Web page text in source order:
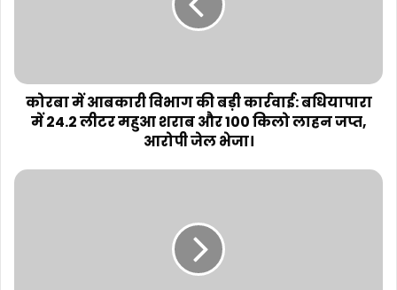
कोरबा में आबकारी विभाग की बड़ी कार्रवाई: बधियापारा
में 24.2 लीटर महुआ शराब और 100 किलो लाहन जप्त,
आरोपी जेल भेजा।